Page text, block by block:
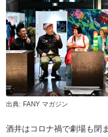
出典: FANY マガジン
酒井はコロナ禍で劇場も閉